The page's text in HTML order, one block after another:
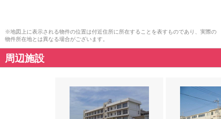
※地図上に表示される物件の位置は付近住所に所在することを表すものであり、実際の
物件所在地とは異なる場合がございます。
周辺施設